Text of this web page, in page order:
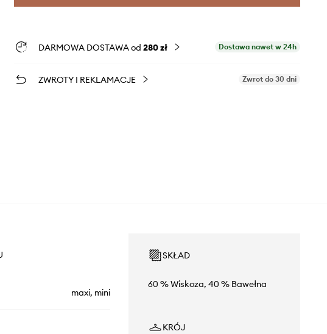
DARMOWA DOSTAWA od 280 zł Dostawa nawet w 24h
ZWROTY I REKLAMACJE Zwrot do 30 dni
maxi, mini
SKŁAD
60 % Wiskoza, 40 % Bawełna
KRÓJ